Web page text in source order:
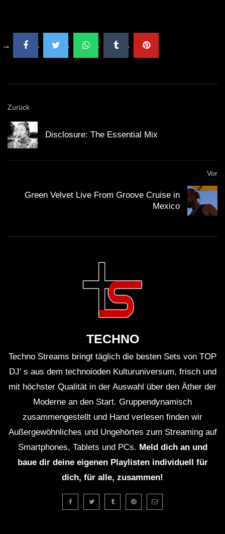
Zurück
Disclosure: The Essential Mix
Vor
Green Velvet Live From Groove Cruise in
Mexico
TECHNO
Techno Streams bringt täglich die besten Sets von TOP
DJ' s aus dem technoioden Kulturuniversum, frisch und
mit höchster Qualität in der Auswahl über den Äther der
Moderne an den Start. Gruppendynamisch
zusammengestellt und Hand verlesen finden wir
Außergewöhnliches und Ungehörtes zum Streaming auf
Smartphones, Tablets und PCs. Meld dich an und
baue dir deine eigenen Playlisten individuell für
dich, für alle, zusammen!